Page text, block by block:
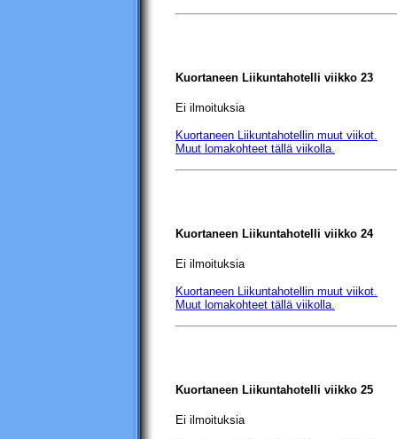
Kuortaneen Liikuntahotelli viikko 23
Ei ilmoituksia
Kuortaneen Liikuntahotellin muut viikot.
Muut lomakohteet tällä viikolla.
Kuortaneen Liikuntahotelli viikko 24
Ei ilmoituksia
Kuortaneen Liikuntahotellin muut viikot.
Muut lomakohteet tällä viikolla.
Kuortaneen Liikuntahotelli viikko 25
Ei ilmoituksia